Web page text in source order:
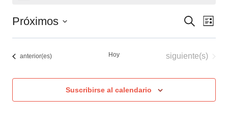
de
vistas
de
Buscar
de
Lista
Próximos
fecha.
Eventos
anterior(es) Hoy Eventos
siguiente(s)
Suscribirse al calendario